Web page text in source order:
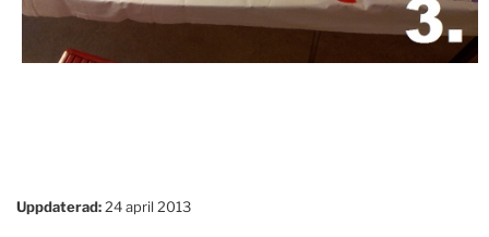
Uppdaterad: 24 april 2013